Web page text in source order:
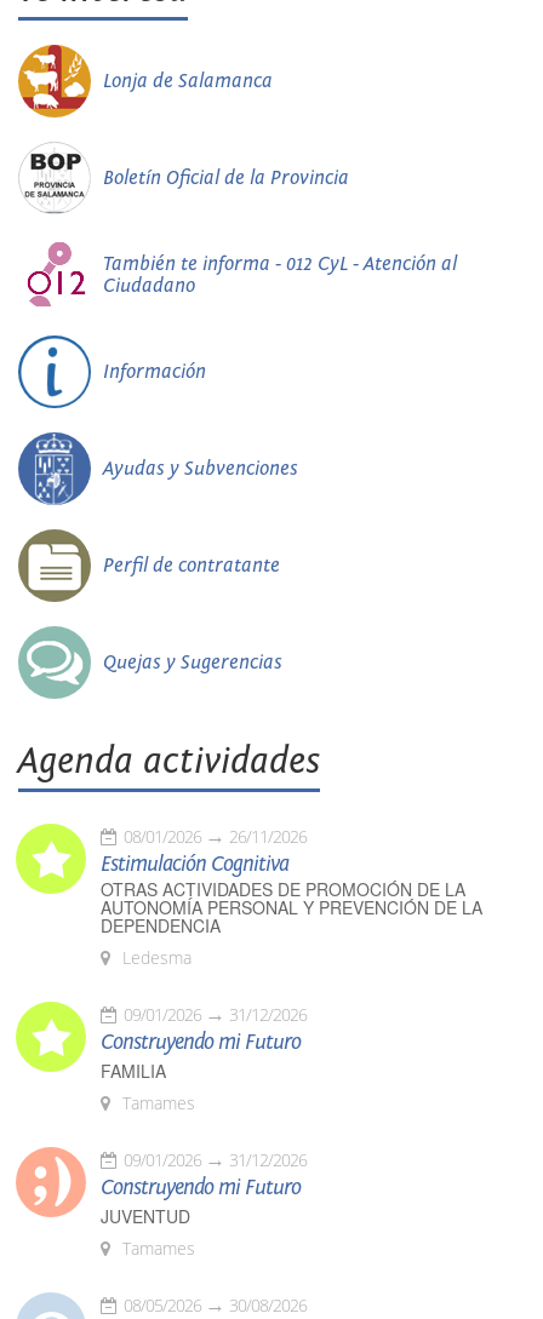
Lonja de Salamanca
Boletín Oficial de la Provincia
También te informa - 012 CyL - Atención al
Ciudadano
Información
Ayudas y Subvenciones
Perfil de contratante
Quejas y Sugerencias
Agenda actividades
08/01/2026 26/11/2026
Estimulación Cognitiva
OTRAS ACTIVIDADES DE PROMOCIÓN DE LA
AUTONOMÍA PERSONAL Y PREVENCIÓN DE LA
DEPENDENCIA
Ledesma
09/01/2026 31/12/2026
Construyendo mi Futuro
FAMILIA
Tamames
09/01/2026 31/12/2026
Construyendo mi Futuro
JUVENTUD
Tamames
08/05/2026 30/08/2026